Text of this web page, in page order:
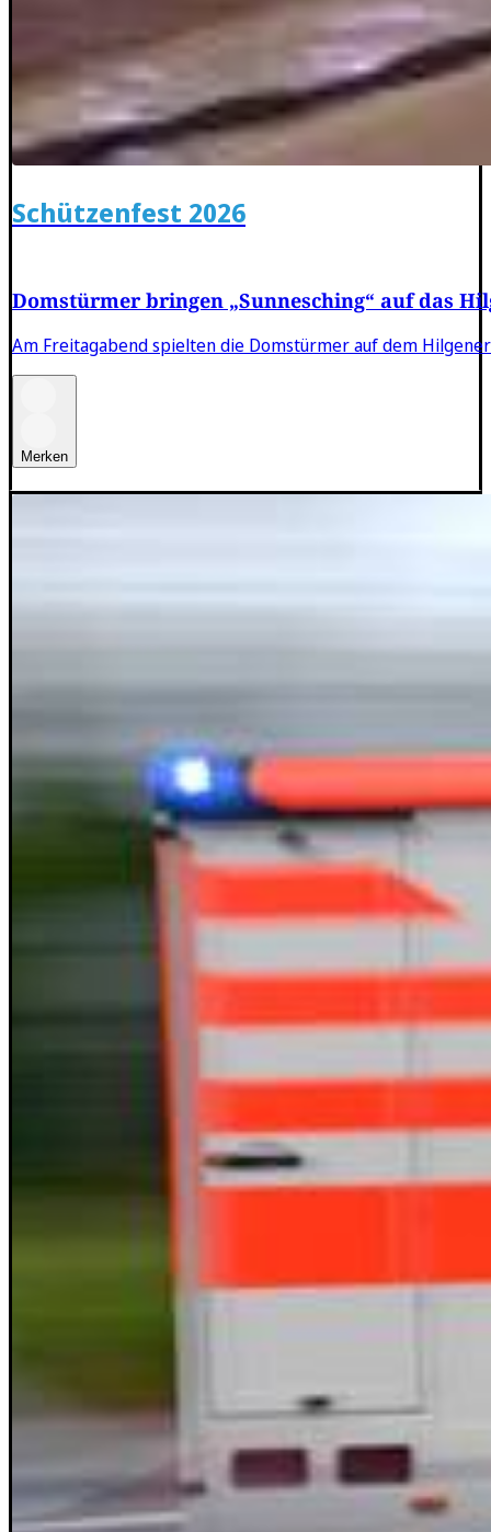
Schützenfest 2026
Domstürmer bringen „Sunnesching“ auf das
Am Freitagabend spielten die Domstürmer auf dem
Merken